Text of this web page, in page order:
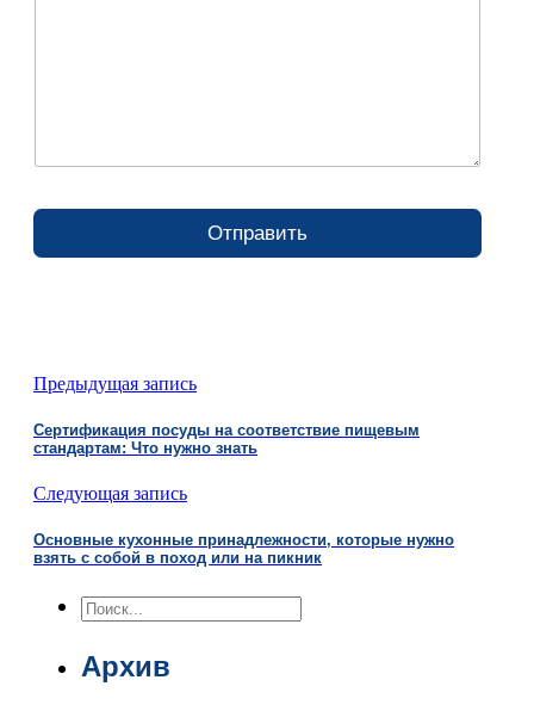
Отправить
Предыдущая запись
Сертификация посуды на соответствие пищевым
стандартам: Что нужно знать
Следующая запись
Основные кухонные принадлежности, которые нужно
взять с собой в поход или на пикник
Поиск
Архив